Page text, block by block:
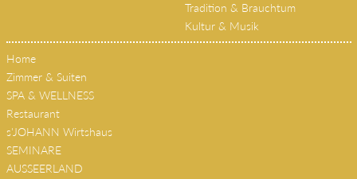
Tradition & Brauchtum
Kultur & Musik
Home
Zimmer & Suiten
SPA & WELLNESS
Restaurant
s'JOHANN Wirtshaus
SEMINARE
AUSSEERLAND